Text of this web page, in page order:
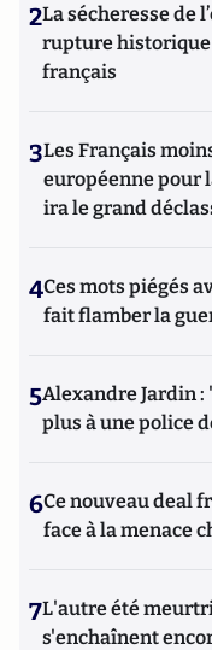
2La sécheresse de
rupture
français
3Les Français
européenne pour
ira le grand
4Ces mots piégés
fait flamber la
5Alexandre Jardin :
plus à une police
6Ce nouveau deal
face à la menace
7L'autre été
s'enchaînent